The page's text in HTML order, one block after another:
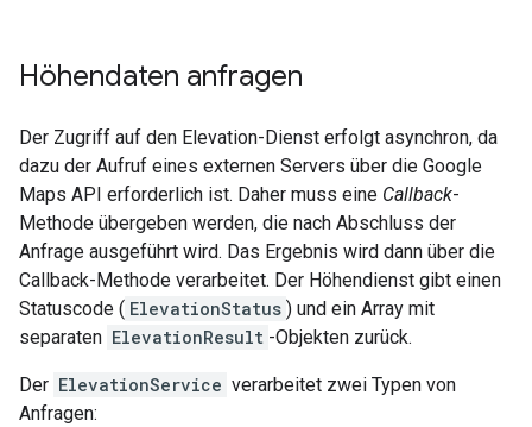
Höhendaten anfragen
Der Zugriff auf den Elevation-Dienst erfolgt asynchron, da
dazu der Aufruf eines externen Servers über die Google
Maps API erforderlich ist. Daher muss eine Callback-
Methode übergeben werden, die nach Abschluss der
Anfrage ausgeführt wird. Das Ergebnis wird dann über die
Callback-Methode verarbeitet. Der Höhendienst gibt einen
Statuscode ( ElevationStatus ) und ein Array mit
separaten ElevationResult -Objekten zurück.
Der ElevationService verarbeitet zwei Typen von
Anfragen: